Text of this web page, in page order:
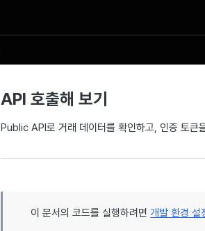
API 호출해 보기
Public API로 거래 데이터를 확인하고, 인증 토
이 문서의 코드를 실행하려면개발 환경 설